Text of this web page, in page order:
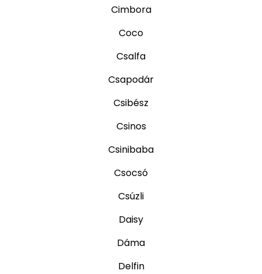
Cimbora
Coco
Csalfa
Csapodár
Csibész
Csinos
Csinibaba
Csocsó
Csúzli
Daisy
Dáma
Delfin